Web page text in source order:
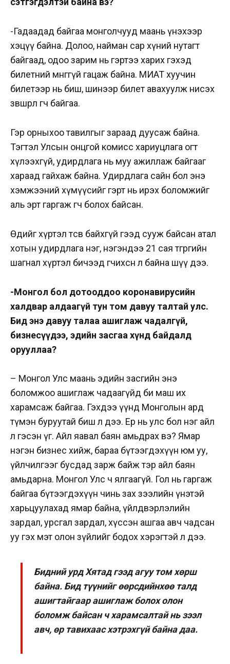
-Гадаадад байгаа монголчууд маань үнэхээр
хэцүү байна. Долоо, найман сар хүний нутагт
байгаад, одоо зарим нь гэртээ харих гэхэд
билетний мөнгөгүй гацаж байна. МИАТ хуучин
билетээр нь биш, шинээр билет авахуулж нисэх
зөвшөөрөл өгч байгаа.
Гэр орныхоо тавилгыг зараад дуусаж байна.
Тэгтэл Улсын онцгой комисс хариуцлага огт
хүлээхгүй, удирдлага нь муу ажиллаж байгааг
хараад гайхаж байна. Удирдлага сайн бол энэ
хэмжээний хүмүүсийг гэрт нь ирэх боломжийг
аль эрт гаргаж өгч болох байсан.
Өдийг хүртэл төсөв байхгүй гээд сууж байсан атал
хотын удирдлага нэг, нэгэндээ 21 сая төгрөгийн
шагнал хүртэл бичээд өгчихсөн л байна шүү дээ.
-Монгол бол дотооддоо коронавирусийн
халдвар алдаагүй тун том давуу талтай улс.
Бид энэ давуу талаа ашиглаж чадалгүй,
бизнесүүдээ, эдийн засгаа хүнд байдалд
орууллаа?
– Монгол Улс маань эдийн засгийн энэ
боломжоо ашиглаж чадаагүйд би маш их
харамсаж байгаа. Гэхдээ үүнд Монголын ард
түмэн буруутай биш л дээ. Ер нь улс бол нэг айл
л гэсэн үг. Айл яавал баян амьдрах вэ? Ямар
нэгэн бизнес хийж, бараа бүтээгдэхүүн юм уу,
үйлчилгээг бусдад зарж байж тэр айл баян
амьдарна. Монгол Улс ч ялгаагүй. Гол нь гаргаж
байгаа бүтээгдэхүүн чинь зах зээлийн үнэтэй
харьцуулахад ямар байна, үйлдвэрлэлийн
зардал, урсгал зардал, хүссэн ашгаа авч чадсан
уу гэх мэт олон зүйлийг бодох хэрэгтэй л дээ.
Бидний урд Хятад гээд агуу том хөрш
байна. Бид түүнийг өөрсдийнхөө талд
ашигтайгаар ашиглаж болох олон
боломж байсан ч харамсалтай нь зээл
авч, өр тавихаас хэтрэхгүй байна даа.